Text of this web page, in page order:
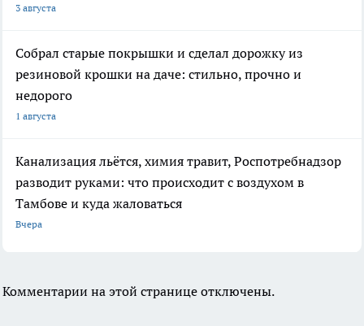
3 августа
Собрал старые покрышки и сделал дорожку из
резиновой крошки на даче: стильно, прочно и
недорого
1 августа
Канализация льётся, химия травит, Роспотребнадзор
разводит руками: что происходит с воздухом в
Тамбове и куда жаловаться
Вчера
Комментарии на этой странице отключены.